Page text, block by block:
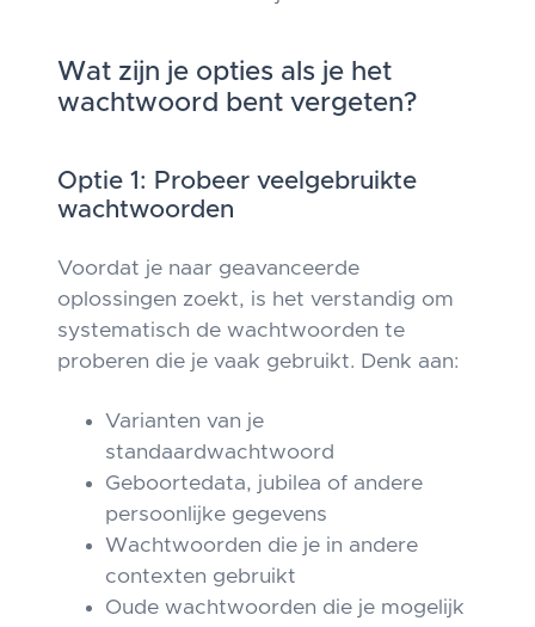
Wat zijn je opties als je het
wachtwoord bent vergeten?
Optie 1: Probeer veelgebruikte
wachtwoorden
Voordat je naar geavanceerde
oplossingen zoekt, is het verstandig om
systematisch de wachtwoorden te
proberen die je vaak gebruikt. Denk aan:
Varianten van je
standaardwachtwoord
Geboortedata, jubilea of andere
persoonlijke gegevens
Wachtwoorden die je in andere
contexten gebruikt
Oude wachtwoorden die je mogelijk